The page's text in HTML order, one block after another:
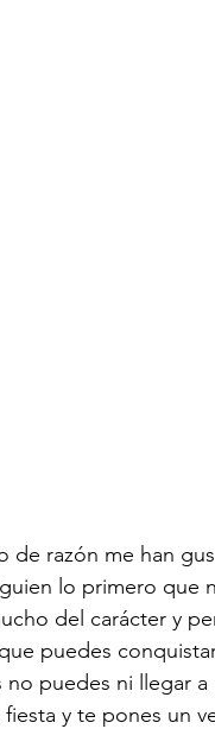
de razón me han
lo primero
del carácter y
puedes
no puedes ni llegar
fiesta y te pones un